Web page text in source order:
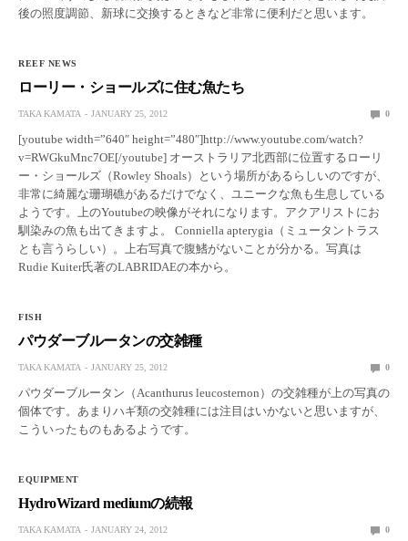
後の照度調節、新球に交換するときなど非常に便利だと思います。
REEF NEWS
ローリー・ショールズに住む魚たち
TAKA KAMATA JANUARY 25, 2012 0
[youtube width=”640″ height=”480″]http://www.youtube.com/watch?
v=RWGkuMnc7OE[/youtube] オーストラリア北西部に位置するローリ
ー・ショールズ（Rowley Shoals）という場所があるらしいのですが、
非常に綺麗な珊瑚礁があるだけでなく、ユニークな魚も生息している
ようです。上のYoutubeの映像がそれになります。アクアリストにお
馴染みの魚も出てきますよ。 Conniella apterygia（ミュータントラス
とも言うらしい）。上右写真で腹鰭がないことが分かる。写真は
Rudie Kuiter氏著のLABRIDAEの本から。
FISH
パウダーブルータンの交雑種
TAKA KAMATA JANUARY 25, 2012 0
パウダーブルータン（Acanthurus leucosternon）の交雑種が上の写真の
個体です。あまりハギ類の交雑種には注目はいかないと思いますが、
こういったものもあるようです。
EQUIPMENT
HydroWizard mediumの続報
TAKA KAMATA JANUARY 24, 2012 0